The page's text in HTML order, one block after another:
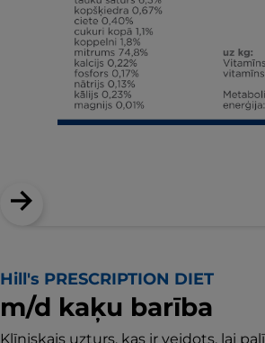
Hill's PRESCRIPTION DIET
m/d kaķu barība
Klīniskais uzturs, kas ir veidots, lai